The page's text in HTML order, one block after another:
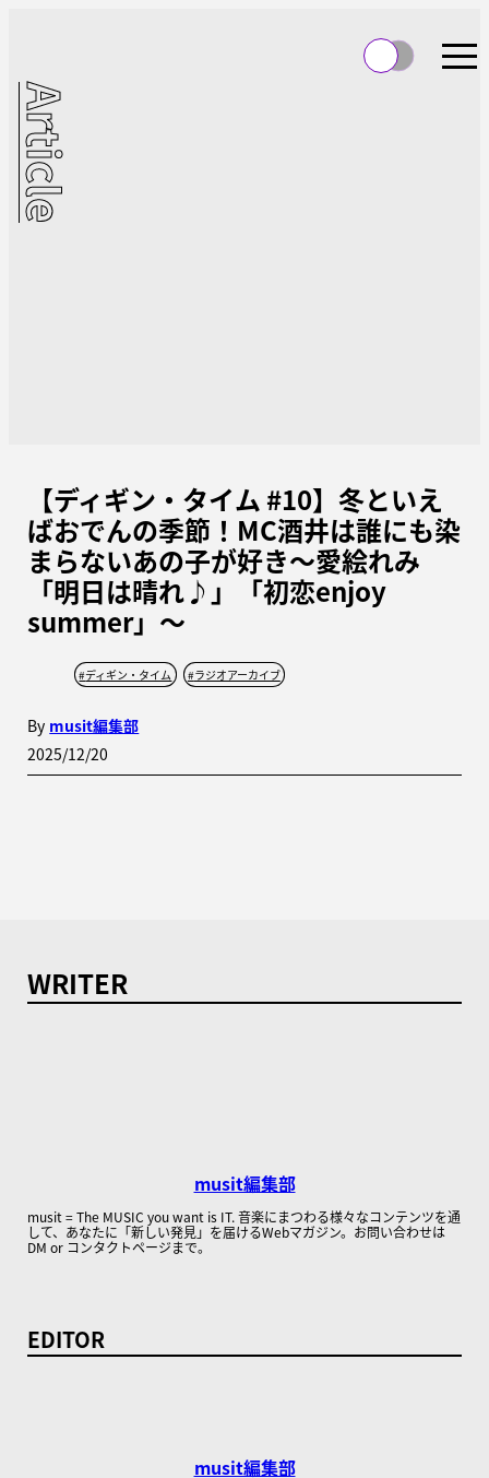
Article
【ディギン・タイム #10】冬といえ
ばおでんの季節！MC酒井は誰にも染
まらないあの子が好き〜愛絵れみ
「明日は晴れ♪」「初恋enjoy
summer」〜
#ディギン・タイム #ラジオアーカイブ
By musit編集部
2025/12/20
WRITER
musit編集部
musit = The MUSIC you want is IT. 音楽にまつわる様々なコンテンツを通
して、あなたに「新しい発見」を届けるWebマガジン。お問い合わせは
DM or コンタクトページまで。
EDITOR
musit編集部